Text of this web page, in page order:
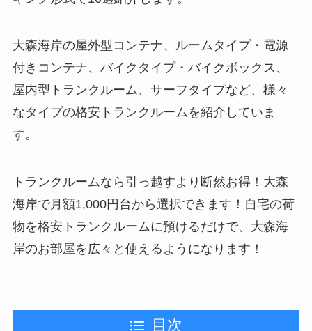
大森海岸の屋外型コンテナ、ルームタイプ・電源
付きコンテナ、バイクタイプ・バイクボックス、
屋内型トランクルーム、サーフタイプなど、様々
なタイプの格安トランクルームを紹介していま
す。
トランクルームなら引っ越すより断然お得！大森
海岸で月額1,000円台から選択できます！自宅の荷
物を格安トランクルームに預けるだけで、大森海
岸のお部屋を広々と使えるようになります！
目次